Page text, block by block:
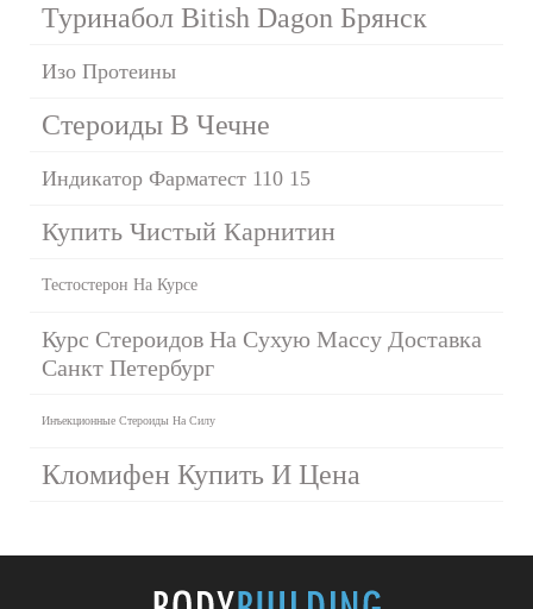
Туринабол Bitish Dagon Брянск
Изо Протеины
Стероиды В Чечне
Индикатор Фарматест 110 15
Купить Чистый Карнитин
Тестостерон На Курсе
Курс Стероидов На Сухую Массу Доставка
Санкт Петербург
Инъекционные Стероиды На Силу
Кломифен Купить И Цена